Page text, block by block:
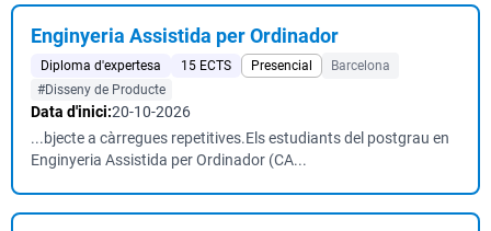
Enginyeria Assistida per Ordinador
Diploma d'expertesa 15 ECTS Presencial
Barcelona
#Disseny de Producte
Data d'inici:20-10-2026
...bjecte a càrregues repetitives.Els estudiants del postgrau en
Enginyeria Assistida per Ordinador (CA...